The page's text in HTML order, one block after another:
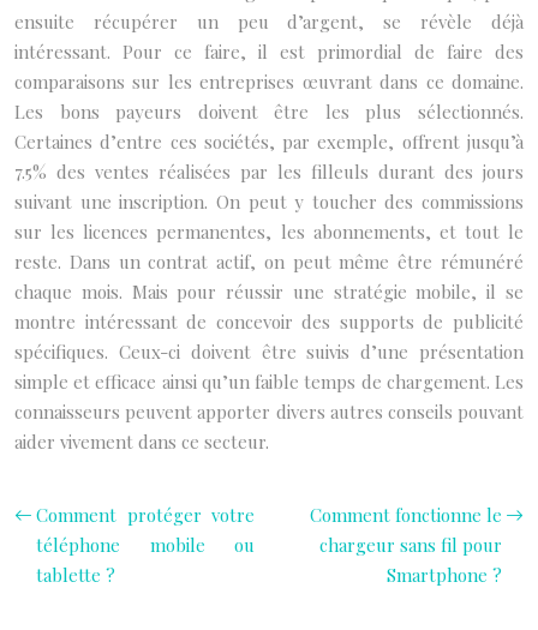
ensuite récupérer un peu d’argent, se révèle déjà
intéressant. Pour ce faire, il est primordial de faire des
comparaisons sur les entreprises œuvrant dans ce domaine.
Les bons payeurs doivent être les plus sélectionnés.
Certaines d’entre ces sociétés, par exemple, offrent jusqu’à
7.5% des ventes réalisées par les filleuls durant des jours
suivant une inscription. On peut y toucher des commissions
sur les licences permanentes, les abonnements, et tout le
reste. Dans un contrat actif, on peut même être rémunéré
chaque mois. Mais pour réussir une stratégie mobile, il se
montre intéressant de concevoir des supports de publicité
spécifiques. Ceux-ci doivent être suivis d’une présentation
simple et efficace ainsi qu’un faible temps de chargement. Les
connaisseurs peuvent apporter divers autres conseils pouvant
aider vivement dans ce secteur.
Comment protéger votre
téléphone mobile ou
tablette ?
Comment fonctionne le
chargeur sans fil pour
Smartphone ?